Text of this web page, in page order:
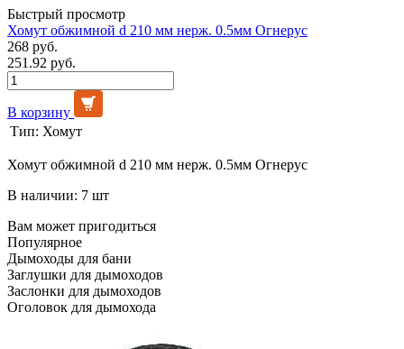
Быстрый просмотр
Хомут обжимной d 210 мм нерж. 0.5мм Огнерус
268 руб.
251.92 руб.
В корзину
Тип: Хомут
Хомут обжимной d 210 мм нерж. 0.5мм Огнерус
В наличии: 7 шт
Вам может пригодиться
Популярное
Дымоходы для бани
Заглушки для дымоходов
Заслонки для дымоходов
Оголовок для дымохода